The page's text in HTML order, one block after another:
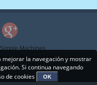
Simple Machines
los Derechos Reservados.
mejorar la navegación y mostrar
Si continua navegando
de cookies
OK